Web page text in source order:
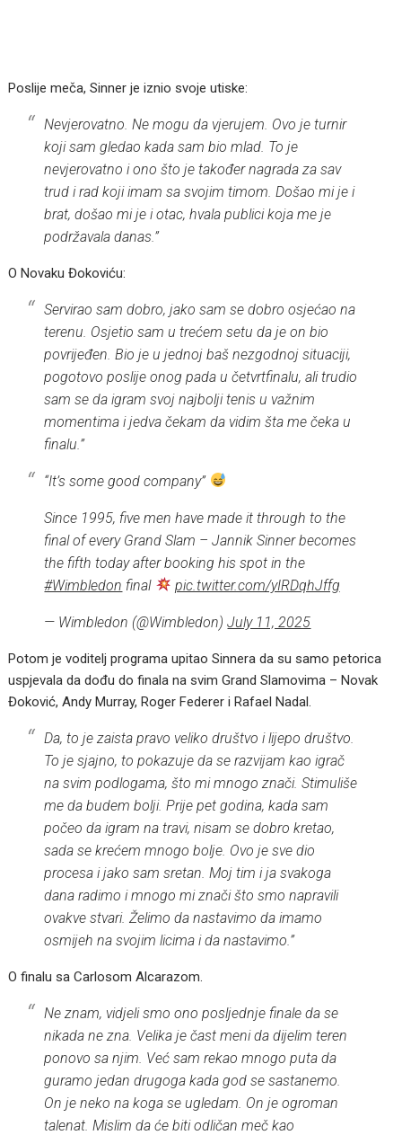
Poslije meča, Sinner je iznio svoje utiske:
Nevjerovatno. Ne mogu da vjerujem. Ovo je turnir
koji sam gledao kada sam bio mlad. To je
nevjerovatno i ono što je također nagrada za sav
trud i rad koji imam sa svojim timom. Došao mi je i
brat, došao mi je i otac, hvala publici koja me je
podržavala danas.”
O Novaku Đokoviću:
Servirao sam dobro, jako sam se dobro osjećao na
terenu. Osjetio sam u trećem setu da je on bio
povrijeđen. Bio je u jednoj baš nezgodnoj situaciji,
pogotovo poslije onog pada u četvrtfinalu, ali trudio
sam se da igram svoj najbolji tenis u važnim
momentima i jedva čekam da vidim šta me čeka u
finalu.”
“It’s some good company”
Since 1995, five men have made it through to the
final of every Grand Slam – Jannik Sinner becomes
the fifth today after booking his spot in the
#Wimbledon final pic.twitter.com/yIRDqhJffg
— Wimbledon (@Wimbledon)July 11, 2025
Potom je voditelj programa upitao Sinnera da su samo petorica
uspjevala da dođu do finala na svim Grand Slamovima – Novak
Đoković, Andy Murray, Roger Federer i Rafael Nadal.
Da, to je zaista pravo veliko društvo i lijepo društvo.
To je sjajno, to pokazuje da se razvijam kao igrač
na svim podlogama, što mi mnogo znači. Stimuliše
me da budem bolji. Prije pet godina, kada sam
počeo da igram na travi, nisam se dobro kretao,
sada se krećem mnogo bolje. Ovo je sve dio
procesa i jako sam sretan. Moj tim i ja svakoga
dana radimo i mnogo mi znači što smo napravili
ovakve stvari. Želimo da nastavimo da imamo
osmijeh na svojim licima i da nastavimo.”
O finalu sa Carlosom Alcarazom.
Ne znam, vidjeli smo ono posljednje finale da se
nikada ne zna. Velika je čast meni da dijelim teren
ponovo sa njim. Već sam rekao mnogo puta da
guramo jedan drugoga kada god se sastanemo.
On je neko na koga se ugledam. On je ogroman
talenat. Mislim da će biti odličan meč kao